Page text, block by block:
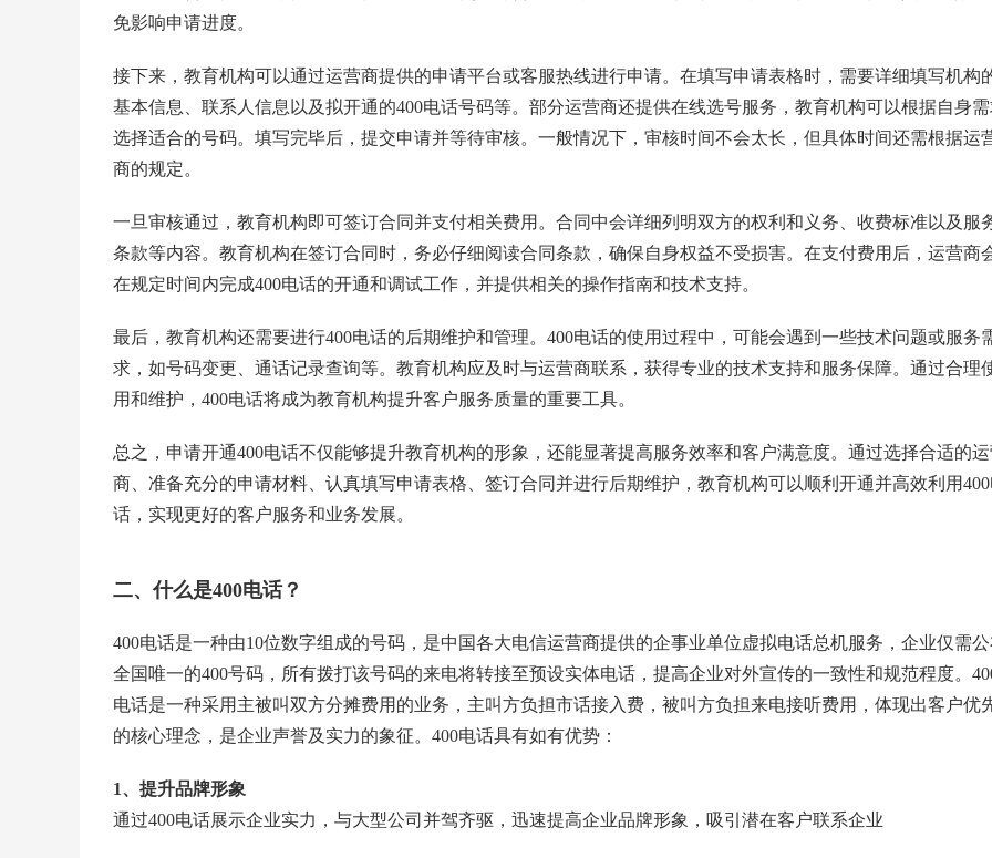
免影响申请进度。
接下来，教育机构可以通过运营商提供的申请平台或客服热线进行申请。在填写申请表格时，需要详细填写机构
基本信息、联系人信息以及拟开通的400电话号码等。部分运营商还提供在线选号服务，教育机构可以根据自身
选择适合的号码。填写完毕后，提交申请并等待审核。一般情况下，审核时间不会太长，但具体时间还需根据运
商的规定。
一旦审核通过，教育机构即可签订合同并支付相关费用。合同中会详细列明双方的权利和义务、收费标准以及服
条款等内容。教育机构在签订合同时，务必仔细阅读合同条款，确保自身权益不受损害。在支付费用后，运营商
在规定时间内完成400电话的开通和调试工作，并提供相关的操作指南和技术支持。
最后，教育机构还需要进行400电话的后期维护和管理。400电话的使用过程中，可能会遇到一些技术问题或服务
求，如号码变更、通话记录查询等。教育机构应及时与运营商联系，获得专业的技术支持和服务保障。通过合理
用和维护，400电话将成为教育机构提升客户服务质量的重要工具。
总之，申请开通400电话不仅能够提升教育机构的形象，还能显著提高服务效率和客户满意度。通过选择合适的
商、准备充分的申请材料、认真填写申请表格、签订合同并进行后期维护，教育机构可以顺利开通并高效利用
话，实现更好的客户服务和业务发展。
二、什么是400电话？
400电话是一种由10位数字组成的号码，是中国各大电信运营商提供的企事业单位虚拟电话总机服务，企业仅需
全国唯一的400号码，所有拨打该号码的来电将转接至预设实体电话，提高企业对外宣传的一致性和规范程度。
电话是一种采用主被叫双方分摊费用的业务，主叫方负担市话接入费，被叫方负担来电接听费用，体现出客户优
的核心理念，是企业声誉及实力的象征。400电话具有如有优势：
1、提升品牌形象
通过400电话展示企业实力，与大型公司并驾齐驱，迅速提高企业品牌形象，吸引潜在客户联系企业